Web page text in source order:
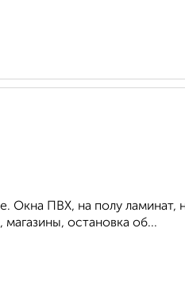
Окна ПВХ, на полу ламинат,
остановка об...